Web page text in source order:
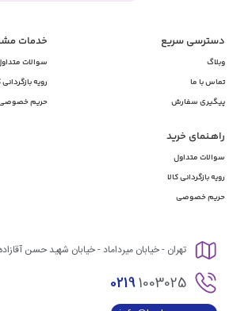
دسترسی سریع
وبلاگ
تماس با ما
پیگیری سفارش
خدمات
سوالات
رویه بازگردانی
حریم
راهـنمای خرید
سوالات متداول
رویه بازگردانی کالا
حریم خصوصی
تهران - خیابان میرداماد - خیابان شهید حسن
02191003025